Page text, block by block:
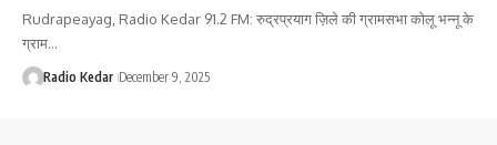
Rudrapeayag, Radio Kedar 91.2 FM: रुद्रप्रयाग ज़िले की ग्रामसभा कोलू भन्नू के
ग्राम…
Radio Kedar December 9, 2025